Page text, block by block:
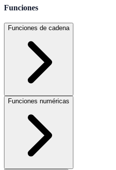
Funciones
Funciones de cadena
Funciones numéricas